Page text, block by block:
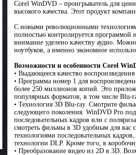
Corel WinDVD – проигрыватель для
высокого качества. Этот продукт
С новыми революционными
полностью контролируется программой
внимание уделено качеству аудио.
ноутбуков, а именно экономное
Возможности и особенности Corel
• Выдающееся качество
• Программа номер 1 для
более 250 миллионов копий. Это
популярных форматов, в том числе
• Технология 3D Blu-ray. Смотрите
следующего поколения. WinDVD Pro
последовательных кадров или с
смотреть фильмы в 3D удобным для
технологиями последовательных
технологии DLP. Кроме того, в
• Преобразование видео из 2D в 3D.